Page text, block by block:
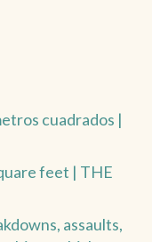
cuadrados |
feet | THE
assaults,